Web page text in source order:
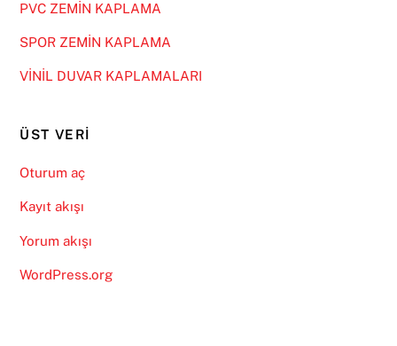
PVC ZEMİN KAPLAMA
SPOR ZEMİN KAPLAMA
VİNİL DUVAR KAPLAMALARI
ÜST VERI
Oturum aç
Kayıt akışı
Yorum akışı
WordPress.org